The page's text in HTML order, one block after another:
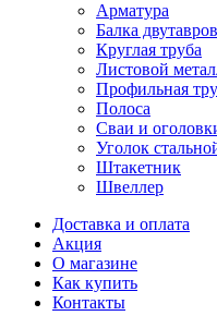
Арматура
Балка
Круглая труба
Листовой
Профильная
Полоса
Сваи и
Уголок
Штакетник
Швеллер
Доставка и оплата
Акция
О магазине
Как купить
Контакты